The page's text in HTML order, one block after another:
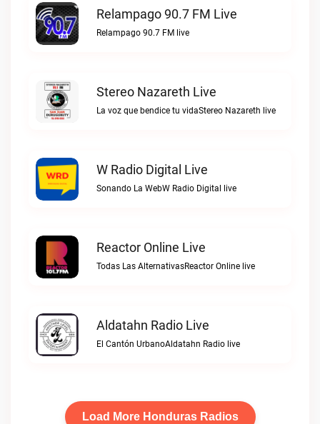
Relampago 90.7 FM Live
Relampago 90.7 FM live
Stereo Nazareth Live
La voz que bendice tu vidaStereo Nazareth live
W Radio Digital Live
Sonando La WebW Radio Digital live
Reactor Online Live
Todas Las AlternativasReactor Online live
Aldatahn Radio Live
El Cantón UrbanoAldatahn Radio live
Load More Honduras Radios